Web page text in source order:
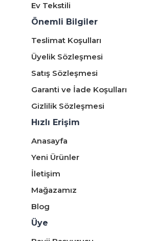
Ev Tekstili
Önemli Bilgiler
Teslimat Koşulları
Üyelik Sözleşmesi
Satış Sözleşmesi
Garanti ve İade Koşulları
Gizlilik Sözleşmesi
Hızlı Erişim
Anasayfa
Yeni Ürünler
İletişim
Mağazamız
Blog
Üye